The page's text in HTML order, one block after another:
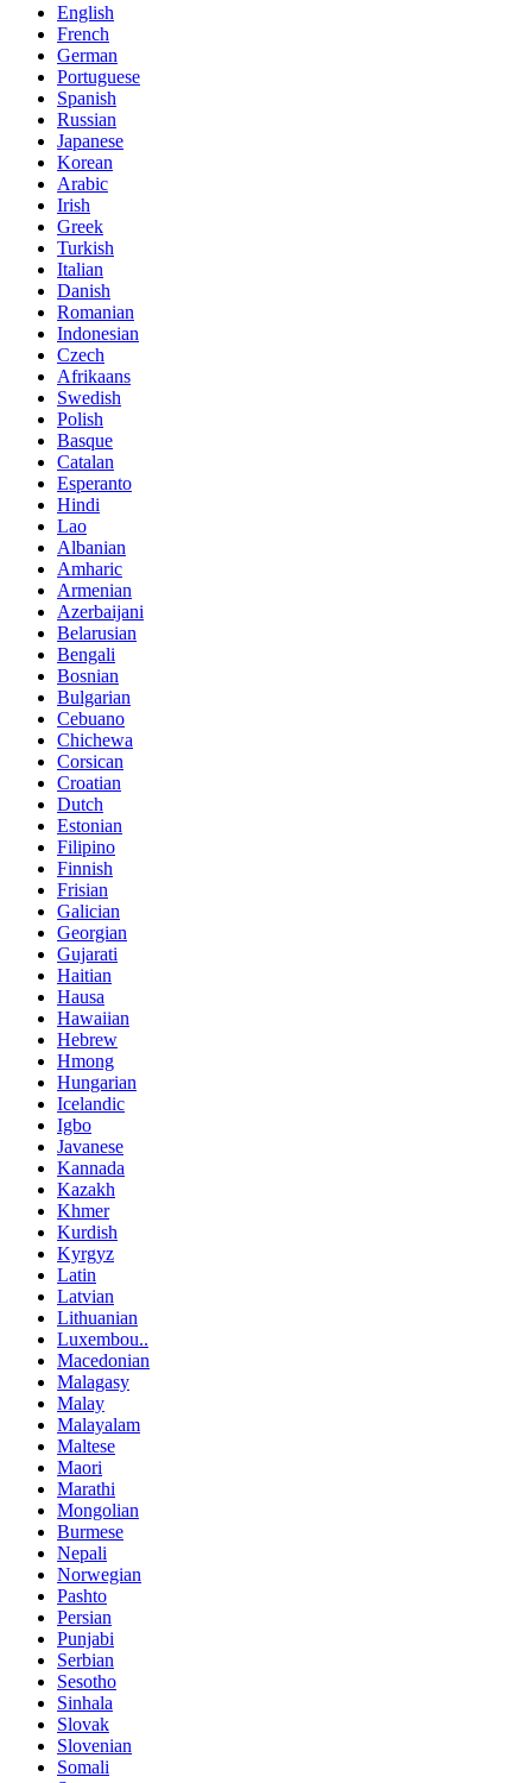
English
French
German
Portuguese
Spanish
Russian
Japanese
Korean
Arabic
Irish
Greek
Turkish
Italian
Danish
Romanian
Indonesian
Czech
Afrikaans
Swedish
Polish
Basque
Catalan
Esperanto
Hindi
Lao
Albanian
Amharic
Armenian
Azerbaijani
Belarusian
Bengali
Bosnian
Bulgarian
Cebuano
Chichewa
Corsican
Croatian
Dutch
Estonian
Filipino
Finnish
Frisian
Galician
Georgian
Gujarati
Haitian
Hausa
Hawaiian
Hebrew
Hmong
Hungarian
Icelandic
Igbo
Javanese
Kannada
Kazakh
Khmer
Kurdish
Kyrgyz
Latin
Latvian
Lithuanian
Luxembou..
Macedonian
Malagasy
Malay
Malayalam
Maltese
Maori
Marathi
Mongolian
Burmese
Nepali
Norwegian
Pashto
Persian
Punjabi
Serbian
Sesotho
Sinhala
Slovak
Slovenian
Somali